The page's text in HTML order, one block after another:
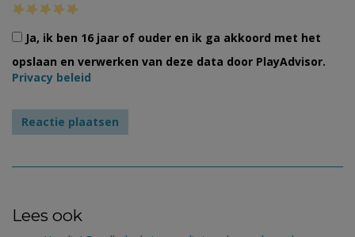
Ja, ik ben 16 jaar of ouder en ik ga akkoord met het
opslaan en verwerken van deze data door PlayAdvisor.
Privacy beleid
Lees ook